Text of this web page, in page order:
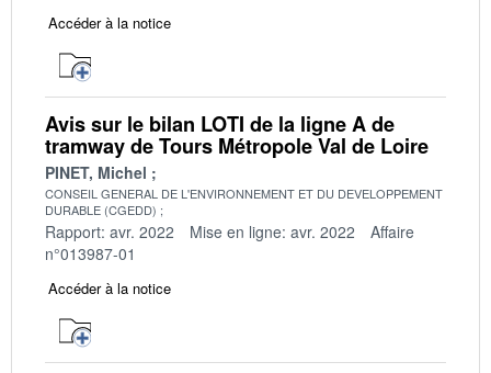
Accéder à la notice
Avis sur le bilan LOTI de la ligne A de
tramway de Tours Métropole Val de Loire
PINET, Michel
CONSEIL GENERAL DE L'ENVIRONNEMENT ET DU DEVELOPPEMENT
DURABLE (CGEDD)
Rapport: avr. 2022 Mise en ligne: avr. 2022
Affaire
n°013987-01
Accéder à la notice